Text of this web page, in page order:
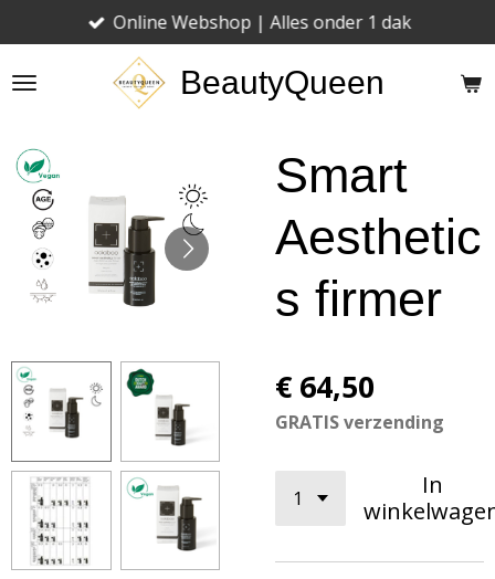
direct
naar
BeautyQueen
Online Webshop | Alles onder 1 dak
Smart
Aesthetic
s firmer
€ 64,50
GRATIS verzending
In